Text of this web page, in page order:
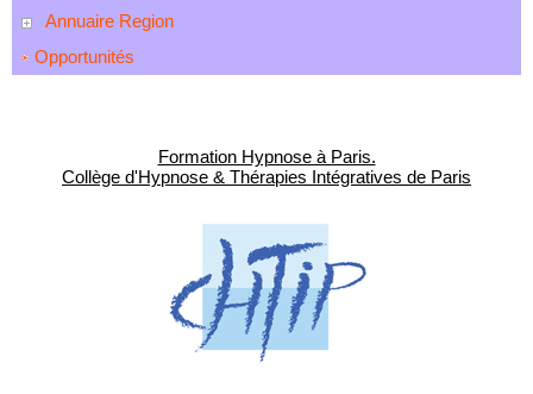
Annuaire Region
Opportunités
Formation Hypnose à Paris.
Collège d'Hypnose & Thérapies Intégratives de Paris